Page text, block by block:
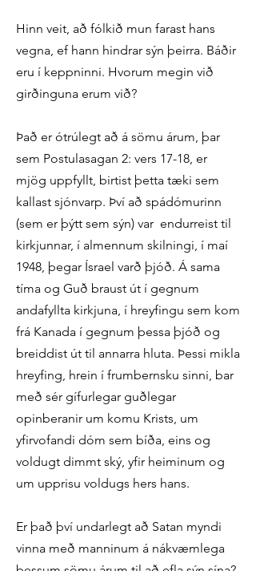
Hinn veit, að fólkið mun farast hans
vegna, ef hann hindrar sýn þeirra. Báðir
eru í keppninni. Hvorum megin við
girðinguna erum við?
Það er ótrúlegt að á sömu árum, þar
sem Postulasagan 2: vers 17-18, er
mjög uppfyllt, birtist þetta tæki sem
kallast sjónvarp. Því að spádómurinn
(sem er þýtt sem sýn) var endurreist til
kirkjunnar, í almennum skilningi, í maí
1948, þegar Ísrael varð þjóð. Á sama
tíma og Guð braust út í gegnum
andafyllta kirkjuna, í hreyfingu sem kom
frá Kanada í gegnum þessa þjóð og
breiddist út til annarra hluta. Þessi mikla
hreyfing, hrein í frumbernsku sinni, bar
með sér gífurlegar guðlegar
opinberanir um komu Krists, um
yfirvofandi dóm sem bíða, eins og
voldugt dimmt ský, yfir heiminum og
um upprisu voldugs hers hans.
Er það því undarlegt að Satan myndi
vinna með manninum á nákvæmlega